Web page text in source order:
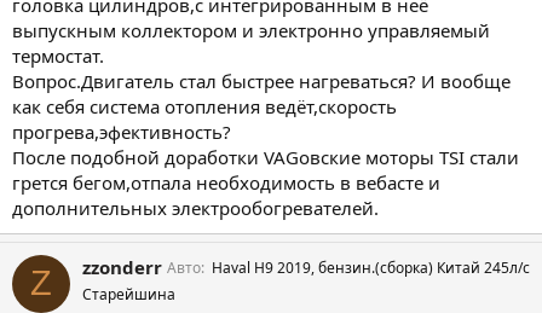
выпускным коллектором и электронно управляемый
термостат.
Вопрос.Двигатель стал быстрее нагреваться? И вообще
как себя система отопления ведёт,скорость
прогрева,эфективность?
После подобной доработки VAGовские моторы TSI стали
грется бегом,отпала необходимость в вебасте и
дополнительных электрообогревателей.
Z zzonderr
Старейшина
Авто Haval H9 2019, бензин.(сборка) Китай 245л/с